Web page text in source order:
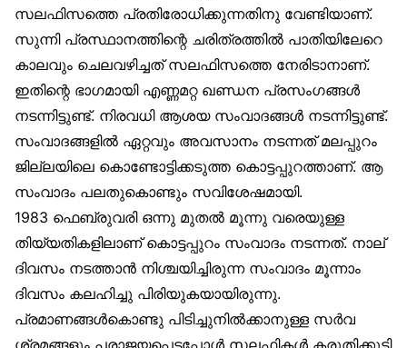
സലഫിസത്തെ പ്രതിരോധിക്കുന്നതിനു വേണ്ടിയാണ്.
സുന്നി പ്രസ്ഥാനത്തിന്റെ ചരിത്രത്തിൽ പാതിയിലേറെ
കാലവും ചെലവഴിച്ചത് സലഫിസത്തെ നേരിടാനാണ്.
ഇതിന്റെ ഭാഗമായി എണ്ണമറ്റ ഖണ്ഡന പ്രസംഗങ്ങൾ
നടന്നിട്ടുണ്ട്. നിരവധി ആശയ സംവാദങ്ങൾ നടന്നിട്ടുണ്ട്.
സംവാദങ്ങളിൽ ഏറ്റവും അവസാനം നടന്നത് മലപ്പുറം
ജില്ലയിലെ കൊണ്ടോട്ടിക്കടുത്ത കൊട്ടപ്പുറത്താണ്. ആ
സംവാദം പലതുകൊണ്ടും സവിശേഷമായി.
1983 ഫെബ്രുവരി ഒന്നു മുതൽ മൂന്നു വരെയുള്ള
തിയ്യതികളിലാണ് കൊട്ടപ്പുറം സംവാദം നടന്നത്. നാല്
ദിവസം നടത്താൻ നിശ്ചയിച്ചിരുന്ന സംവാദം മൂന്നാം
ദിവസം കലഹിച്ചു പിരിയുകയായിരുന്നു.
പ്രമാണങ്ങൾകൊണ്ടു പിടിച്ചുനിൽക്കാനുള്ള സർവ
ശ്രമങ്ങളും പരാജയപ്പെട്ടപ്പോൾ സലഫികൾ കരുതിക്കൂട്ടി